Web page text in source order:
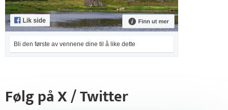
Bli den første av vennene dine til å like dette
Følg på X / Twitter